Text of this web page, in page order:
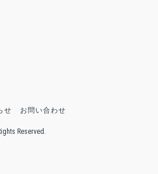
せ お問い合わせ
Reserved.